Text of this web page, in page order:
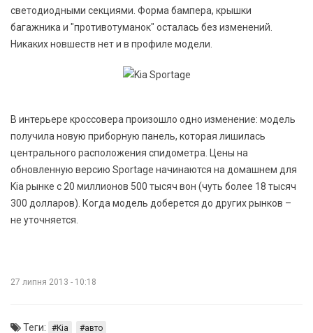
светодиодными секциями. Форма бампера, крышки
багажника и "противотуманок" осталась без изменений.
Никаких новшеств нет и в профиле модели.
В интерьере кроссовера произошло одно изменение: модель
получила новую приборную панель, которая лишилась
центрального расположения спидометра. Цены на
обновленную версию Sportage начинаются на домашнем для
Kia рынке с 20 миллионов 500 тысяч вон (чуть более 18 тысяч
300 долларов). Когда модель доберется до других рынков –
не уточняется.
27 липня 2013 - 10:18
Теги: Kia авто